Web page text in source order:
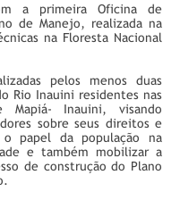
a primeira Oficina de
de Manejo, realizada na
na Floresta Nacional
pelos menos duas
Rio Inauini residentes nas
Mapiá- Inauini, visando
sobre seus direitos e
papel da população na
e também mobilizar a
de construção do Plano